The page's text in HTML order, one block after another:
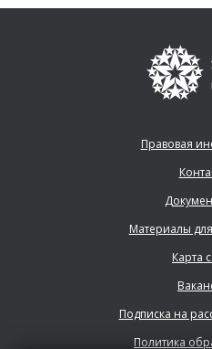
Правовая
Материалы
Карта
Подписка на
Политика